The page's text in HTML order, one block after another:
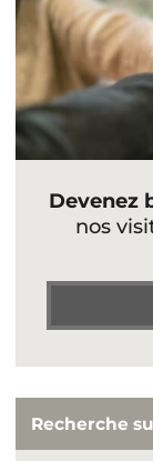
Devenez
nos
Recherche